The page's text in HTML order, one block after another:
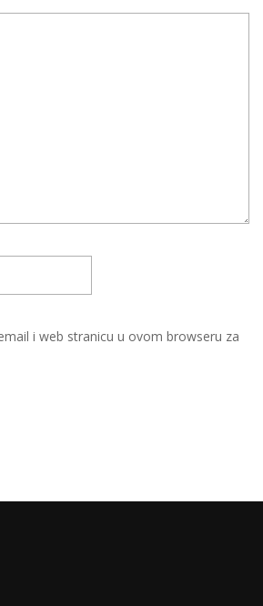
i web stranicu u ovom browseru za